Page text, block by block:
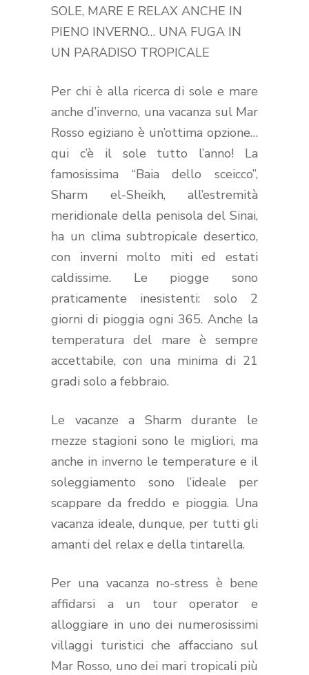
SOLE, MARE E RELAX ANCHE IN
PIENO INVERNO… UNA FUGA IN
UN PARADISO TROPICALE
Per chi è alla ricerca di sole e mare
anche d’inverno, una vacanza sul Mar
Rosso egiziano è un’ottima opzione…
qui c’è il sole tutto l’anno! La
famosissima “Baia dello sceicco”,
Sharm el-Sheikh, all’estremità
meridionale della penisola del Sinai,
ha un clima subtropicale desertico,
con inverni molto miti ed estati
caldissime. Le piogge sono
praticamente inesistenti: solo 2
giorni di pioggia ogni 365. Anche la
temperatura del mare è sempre
accettabile, con una minima di 21
gradi solo a febbraio.
Le vacanze a Sharm durante le
mezze stagioni sono le migliori, ma
anche in inverno le temperature e il
soleggiamento sono l’ideale per
scappare da freddo e pioggia. Una
vacanza ideale, dunque, per tutti gli
amanti del relax e della tintarella.
Per una vacanza no-stress è bene
affidarsi a un tour operator e
alloggiare in uno dei numerosissimi
villaggi turistici che affacciano sul
Mar Rosso, uno dei mari tropicali più